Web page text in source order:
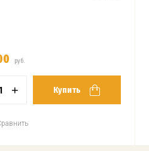
руб.
+ Купить